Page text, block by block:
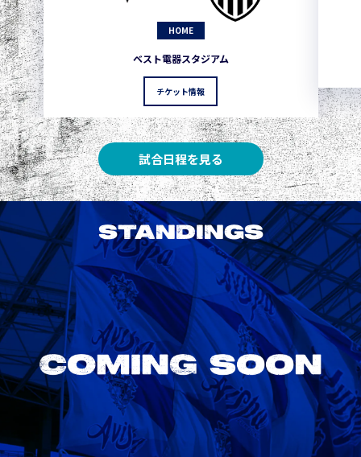
HOME
ベスト電器スタジアム
チケット情報
試合日程を見る
STANDINGS